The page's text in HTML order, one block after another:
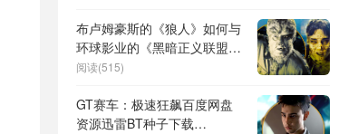
布卢姆豪斯的《狼人》如何与
环球影业的《黑暗正义联盟》
系列电影相联系，由制片人澄
阅读(515)
GT赛车：极速狂飙百度网盘
资源迅雷BT种子下载